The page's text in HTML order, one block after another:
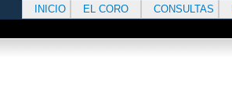
INICIO EL CORO CONSULTAS